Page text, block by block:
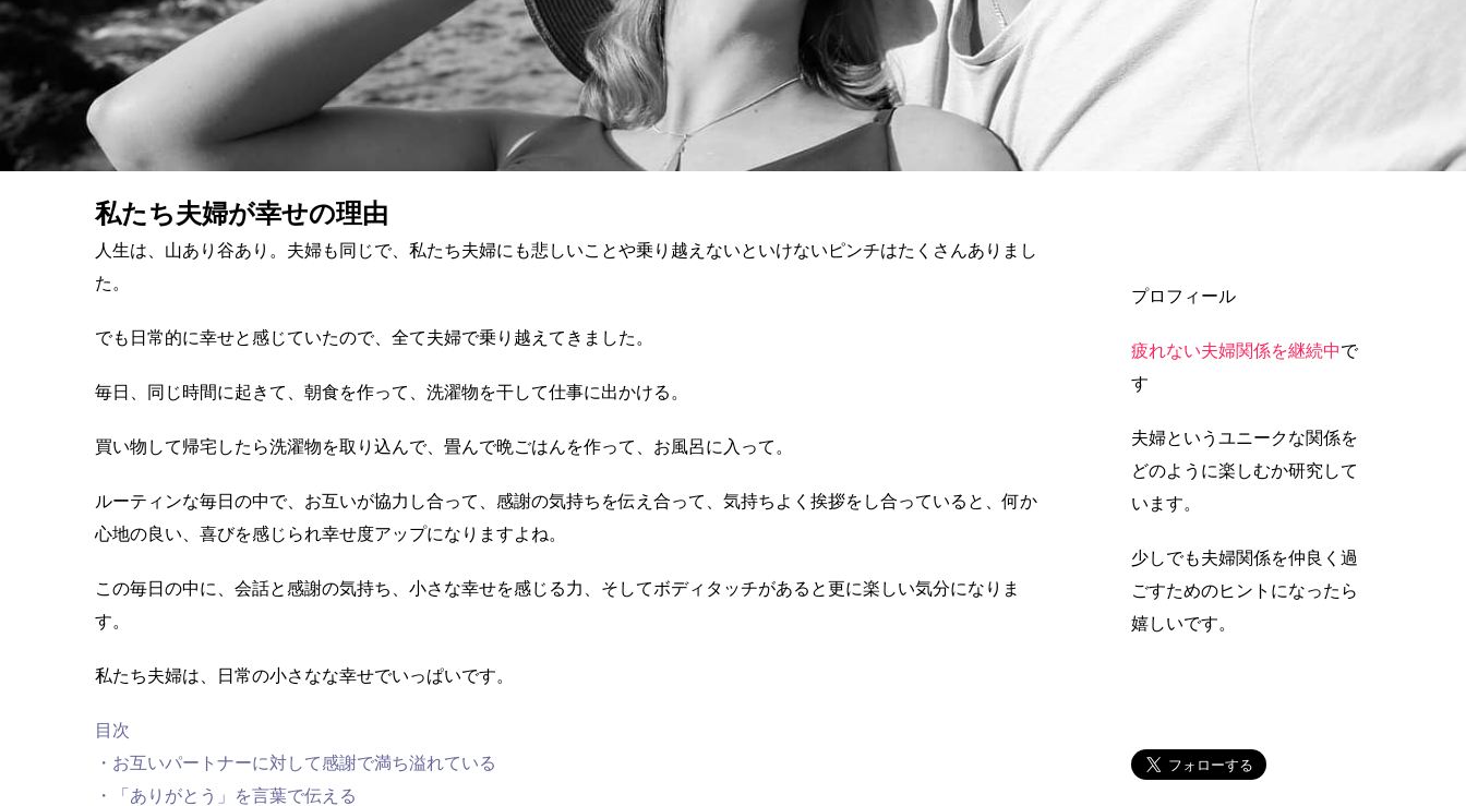
私たち夫婦が幸せの理由
人生は、山あり谷あり。夫婦も同じで、私たち夫婦にも悲しいことや乗り越えないといけないピンチはたくさんありまし
た。
でも日常的に幸せと感じていたので、全て夫婦で乗り越えてきました。
毎日、同じ時間に起きて、朝食を作って、洗濯物を干して仕事に出かける。
買い物して帰宅したら洗濯物を取り込んで、畳んで晩ごはんを作って、お風呂に入って。
ルーティンな毎日の中で、お互いが協力し合って、感謝の気持ちを伝え合って、気持ちよく挨拶をし合っていると、何か
心地の良い、喜びを感じられ幸せ度アップになりますよね。
この毎日の中に、会話と感謝の気持ち、小さな幸せを感じる力、そしてボディタッチがあると更に楽しい気分になりま
す。
私たち夫婦は、日常の小さなな幸せでいっぱいです。
目次
・お互いパートナーに対して感謝で満ち溢れている
・「ありがとう」を言葉で伝える
プロフィール
疲れない夫婦関係を継続中で
す
夫婦というユニークな関係を
どのように楽しむか研究して
います。
少しでも夫婦関係を仲良く過
ごすためのヒントになったら
嬉しいです。